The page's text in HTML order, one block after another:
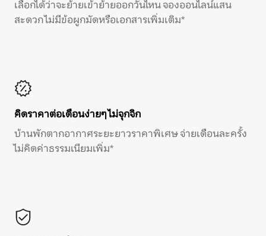
เลือกได้ว่าจะย้ายเข้าย้ายออกวันไหน จองออนไลน์แสน
สะดวก ไม่มีข้อผูกมัดหรือเอกสารเพิ่มเติม*
คิดราคาต่อเดือนง่ายๆ ไม่จุกจิก
บ้านพักตากอากาศระยะยาวราคาพิเศษ จ่ายเดือนละครั้ง
ไม่คิดค่าธรรมเนียมเพิ่ม*